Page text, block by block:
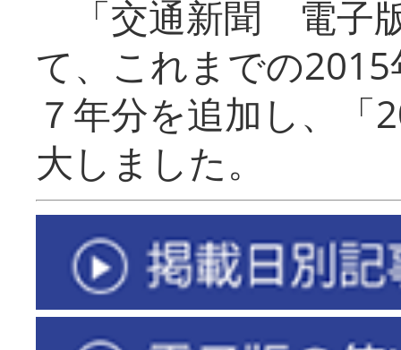
「交通新聞 電子
て、これまでの
７年分を追加し、「
大しまし